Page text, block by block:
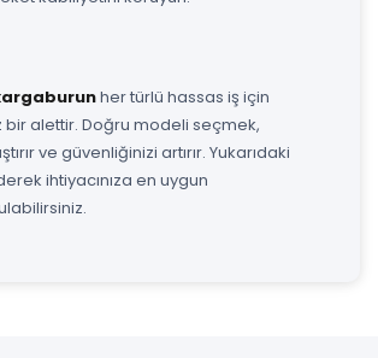
her türlü hassas iş için
alettir. Doğru modeli seçmek,
ve güvenliğinizi artırır. Yukarıdaki
ihtiyacınıza en uygun